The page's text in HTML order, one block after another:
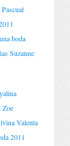
boda
Suzanne
Zoe
Valenta
2011